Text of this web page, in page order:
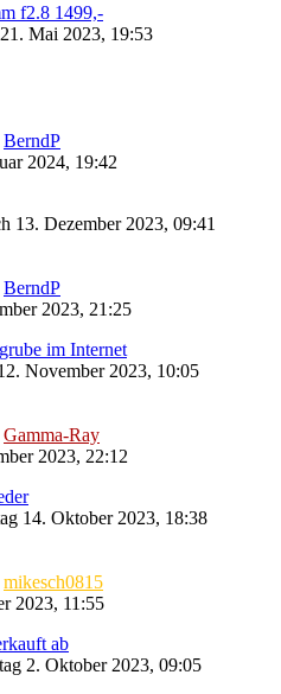
f2.8 1499,-
Mai 2023, 19:53
BerndP
2024, 19:42
13. Dezember 2023, 09:41
BerndP
2023, 21:25
im Internet
November 2023, 10:05
Gamma-Ray
2023, 22:12
14. Oktober 2023, 18:38
mikesch0815
2023, 11:55
ab
2. Oktober 2023, 09:05